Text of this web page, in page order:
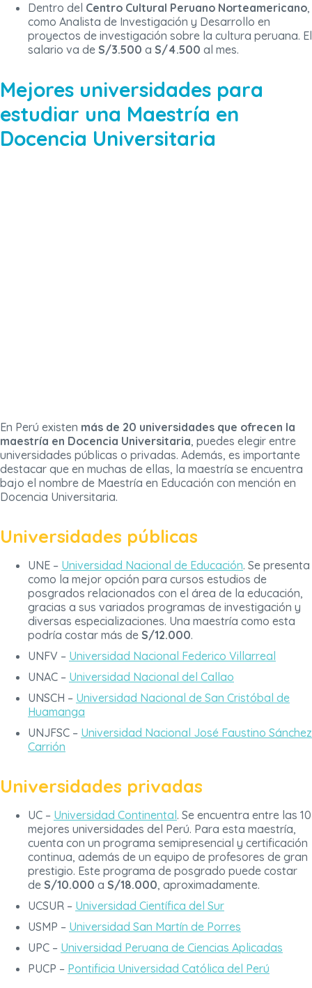
Dentro del Centro Cultural Peruano Norteamericano,
como Analista de Investigación y Desarrollo en
proyectos de investigación sobre la cultura peruana. El
salario va de S/3.500 a S/4.500 al mes.
Mejores universidades para
estudiar una Maestría en
Docencia Universitaria
En Perú existen más de 20 universidades que ofrecen la
maestría en Docencia Universitaria, puedes elegir entre
universidades públicas o privadas. Además, es importante
destacar que en muchas de ellas, la maestría se encuentra
bajo el nombre de Maestría en Educación con mención en
Docencia Universitaria.
Universidades públicas
UNE – Universidad Nacional de Educación. Se presenta
como la mejor opción para cursos estudios de
posgrados relacionados con el área de la educación,
gracias a sus variados programas de investigación y
diversas especializaciones. Una maestría como esta
podría costar más de S/12.000.
UNFV – Universidad Nacional Federico Villarreal
UNAC – Universidad Nacional del Callao
UNSCH – Universidad Nacional de San Cristóbal de
Huamanga
UNJFSC – Universidad Nacional José Faustino Sánchez
Carrión
Universidades privadas
UC – Universidad Continental. Se encuentra entre las 10
mejores universidades del Perú. Para esta maestría,
cuenta con un programa semipresencial y certificación
continua, además de un equipo de profesores de gran
prestigio. Este programa de posgrado puede costar
de S/10.000 a S/18.000, aproximadamente.
UCSUR – Universidad Científica del Sur
USMP – Universidad San Martín de Porres
UPC – Universidad Peruana de Ciencias Aplicadas
PUCP – Pontificia Universidad Católica del Perú